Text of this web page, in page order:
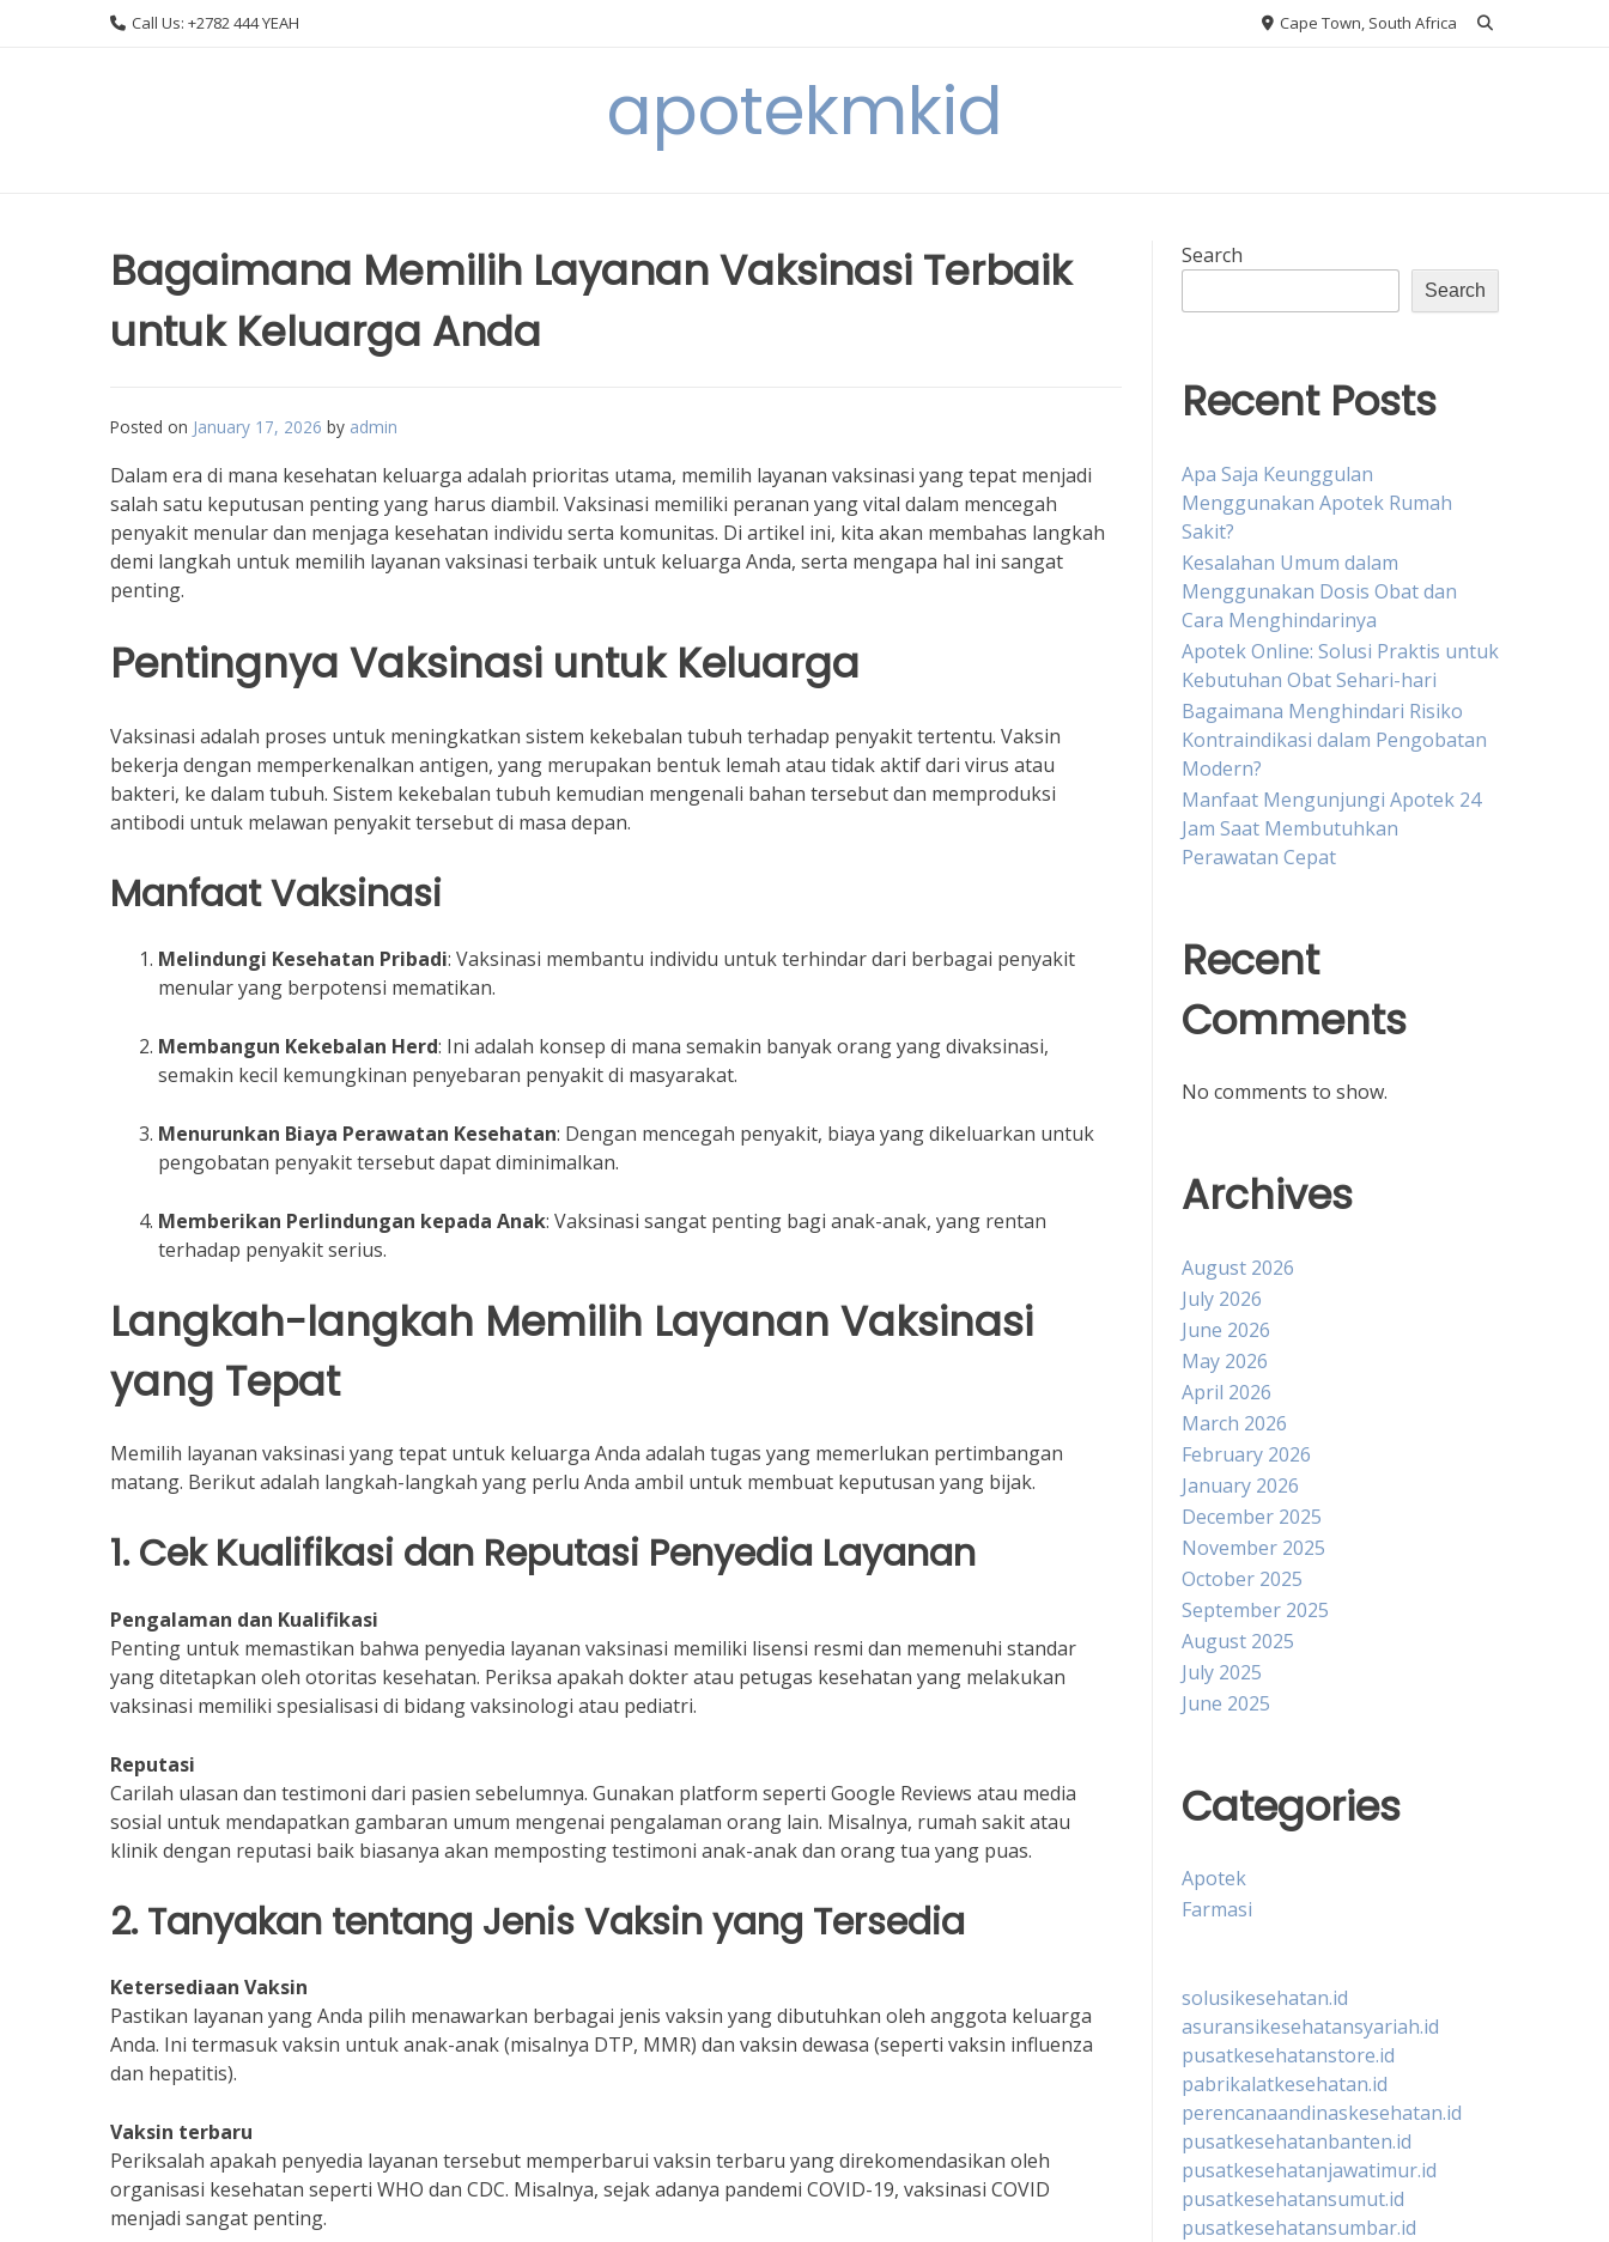
Call Us: +2782 444 YEAH Cape Town, South Africa
apotekmkid
Bagaimana Memilih Layanan Vaksinasi Terbaik
untuk Keluarga Anda
Posted on January 17, 2026 by admin
Dalam era di mana kesehatan keluarga adalah prioritas utama, memilih layanan vaksinasi yang tepat menjadi
salah satu keputusan penting yang harus diambil. Vaksinasi memiliki peranan yang vital dalam mencegah
penyakit menular dan menjaga kesehatan individu serta komunitas. Di artikel ini, kita akan membahas langkah
demi langkah untuk memilih layanan vaksinasi terbaik untuk keluarga Anda, serta mengapa hal ini sangat
penting.
Pentingnya Vaksinasi untuk Keluarga
Vaksinasi adalah proses untuk meningkatkan sistem kekebalan tubuh terhadap penyakit tertentu. Vaksin
bekerja dengan memperkenalkan antigen, yang merupakan bentuk lemah atau tidak aktif dari virus atau
bakteri, ke dalam tubuh. Sistem kekebalan tubuh kemudian mengenali bahan tersebut dan memproduksi
antibodi untuk melawan penyakit tersebut di masa depan.
Manfaat Vaksinasi
Melindungi Kesehatan Pribadi: Vaksinasi membantu individu untuk terhindar dari berbagai penyakit
menular yang berpotensi mematikan.
Membangun Kekebalan Herd: Ini adalah konsep di mana semakin banyak orang yang divaksinasi,
semakin kecil kemungkinan penyebaran penyakit di masyarakat.
Menurunkan Biaya Perawatan Kesehatan: Dengan mencegah penyakit, biaya yang dikeluarkan untuk
pengobatan penyakit tersebut dapat diminimalkan.
Memberikan Perlindungan kepada Anak: Vaksinasi sangat penting bagi anak-anak, yang rentan
terhadap penyakit serius.
Langkah-langkah Memilih Layanan Vaksinasi
yang Tepat
Memilih layanan vaksinasi yang tepat untuk keluarga Anda adalah tugas yang memerlukan pertimbangan
matang. Berikut adalah langkah-langkah yang perlu Anda ambil untuk membuat keputusan yang bijak.
1. Cek Kualifikasi dan Reputasi Penyedia Layanan
Pengalaman dan Kualifikasi
Penting untuk memastikan bahwa penyedia layanan vaksinasi memiliki lisensi resmi dan memenuhi standar
yang ditetapkan oleh otoritas kesehatan. Periksa apakah dokter atau petugas kesehatan yang melakukan
vaksinasi memiliki spesialisasi di bidang vaksinologi atau pediatri.
Reputasi
Carilah ulasan dan testimoni dari pasien sebelumnya. Gunakan platform seperti Google Reviews atau media
sosial untuk mendapatkan gambaran umum mengenai pengalaman orang lain. Misalnya, rumah sakit atau
klinik dengan reputasi baik biasanya akan memposting testimoni anak-anak dan orang tua yang puas.
2. Tanyakan tentang Jenis Vaksin yang Tersedia
Ketersediaan Vaksin
Pastikan layanan yang Anda pilih menawarkan berbagai jenis vaksin yang dibutuhkan oleh anggota keluarga
Anda. Ini termasuk vaksin untuk anak-anak (misalnya DTP, MMR) dan vaksin dewasa (seperti vaksin influenza
dan hepatitis).
Vaksin terbaru
Periksalah apakah penyedia layanan tersebut memperbarui vaksin terbaru yang direkomendasikan oleh
organisasi kesehatan seperti WHO dan CDC. Misalnya, sejak adanya pandemi COVID-19, vaksinasi COVID
menjadi sangat penting.
Search
Search
Recent Posts
Apa Saja Keunggulan
Menggunakan Apotek Rumah
Sakit?
Kesalahan Umum dalam
Menggunakan Dosis Obat dan
Cara Menghindarinya
Apotek Online: Solusi Praktis untuk
Kebutuhan Obat Sehari-hari
Bagaimana Menghindari Risiko
Kontraindikasi dalam Pengobatan
Modern?
Manfaat Mengunjungi Apotek 24
Jam Saat Membutuhkan
Perawatan Cepat
Recent
Comments
No comments to show.
Archives
August 2026
July 2026
June 2026
May 2026
April 2026
March 2026
February 2026
January 2026
December 2025
November 2025
October 2025
September 2025
August 2025
July 2025
June 2025
Categories
Apotek
Farmasi
solusikesehatan.id
asuransikesehatansyariah.id
pusatkesehatanstore.id
pabrikalatkesehatan.id
perencanaandinaskesehatan.id
pusatkesehatanbanten.id
pusatkesehatanjawatimur.id
pusatkesehatansumut.id
pusatkesehatansumbar.id